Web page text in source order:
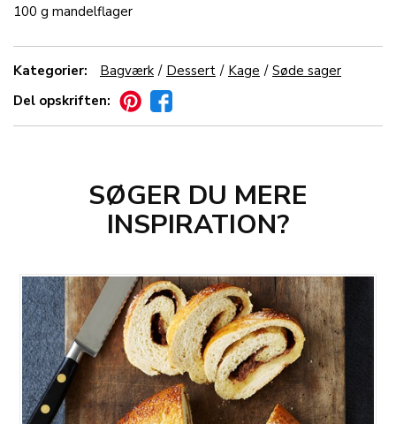
100 g mandelflager
Kategorier: Bagværk Dessert Kage
Søde sager
Del opskriften:
SØGER DU MERE
INSPIRATION?